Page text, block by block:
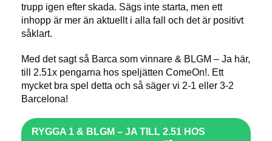
trupp igen efter skada. Sägs inte starta, men ett
inhopp är mer än aktuellt i alla fall och det är positivt
såklart.
Med det sagt så Barca som vinnare & BLGM – Ja här,
till 2.51x pengarna hos speljätten ComeOn!. Ett
mycket bra spel detta och så säger vi 2-1 eller 3-2
Barcelona!
RYGGA 1 & BLGM – JA TILL 2.51 HOS